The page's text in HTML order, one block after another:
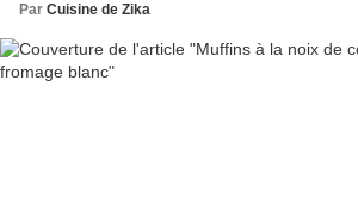
Par Cuisine de Zika